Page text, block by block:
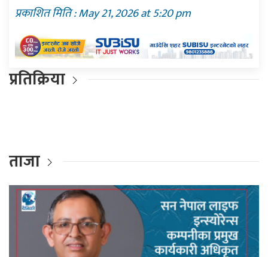
प्रकाशित मिति : May 21, 2026 at 5:20 pm
प्रतिक्रिया
ताजा